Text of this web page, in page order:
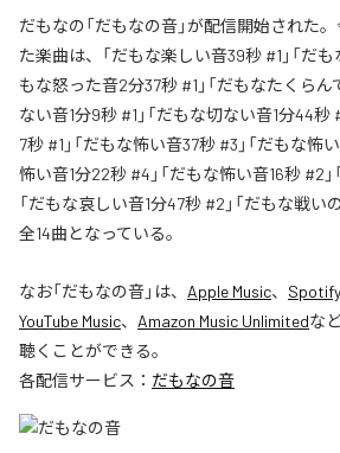
だもなの「だもなの音」が配信開始された
た楽曲は、「だもな楽しい音39秒 #1」「だ
もな怒った音2分37秒 #1」「だもなたくらん
ない音1分9秒 #1」「だもな切ない音1分44秒
7秒 #1」「だもな怖い音37秒 #3」「だもな怖
怖い音1分22秒 #4」「だもな怖い音16秒 #2」
「だもな哀しい音1分47秒 #2」「だもな戦い
全14曲となっている。
なお「だもなの音」は、 Apple Music、 Spotify
YouTube Music、 Amazon Music Unlimitedな
聴くことができる。
各配信サービス： だもなの音